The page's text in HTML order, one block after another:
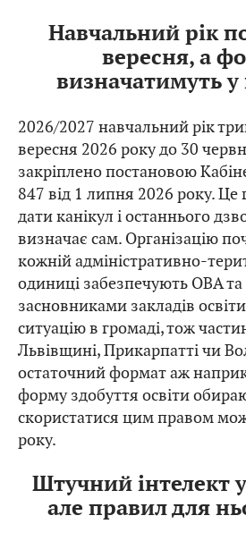
Навчальний рік
вересня, а
визначатимуть у
2026/2027 навчальний рік
вересня 2026 року до 30
закріплено постановою
847 від 1 липня 2026 року. Це
дати канікул і останнього
визначає сам. Організацію
кожній адміністративно-
одиниці забезпечують ОВА
засновниками закладів
ситуацію в громаді, тож
Львівщині, Прикарпатті чи
остаточний формат аж
форму здобуття освіти
скористатися цим правом
року.
Штучний інтелект
але правил для